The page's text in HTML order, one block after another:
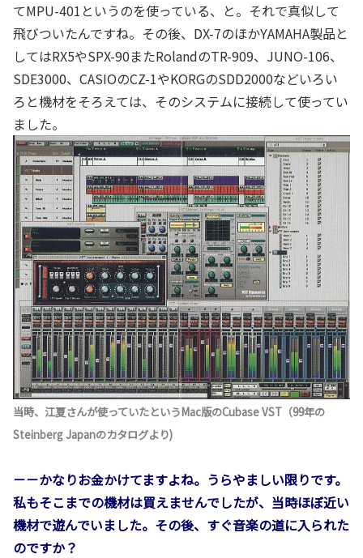
てMPU-401というのを使っている、と。それで真似して
飛びついたんですね。その後、DX-7のほかYAMAHA製品と
してはRX5やSPX-90またRolandのTR-909、JUNO-106、
SDE3000、CASIOのCZ-1やKORGのSDD2000などいろい
ろと機材をそろえては、そのシステムに接続して使ってい
ました。
当時、江夏さんが使っていたというMac版のCubase VST（99年の
Steinberg Japanのカタログより)
－－かなりお金かけてますよね。うらやましい限りです。
私もそこまでの機材は買えませんでしたが、当時ほぼ近い
機材で遊んでいました。その後、すぐ音楽の道に入られた
のですか？